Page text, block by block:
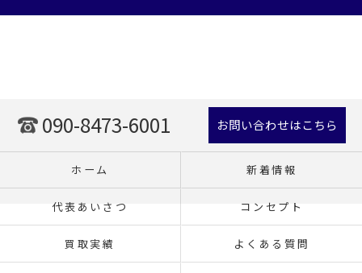
090-8473-6001 お問い合わせはこちら
ホーム 新着情報
代表あいさつ コンセプト
買取実績 よくある質問